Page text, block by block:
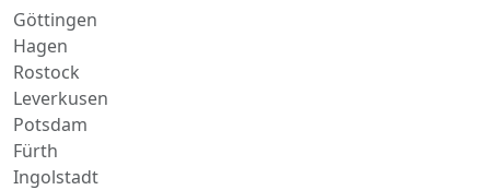
Göttingen
Hagen
Rostock
Leverkusen
Potsdam
Fürth
Ingolstadt